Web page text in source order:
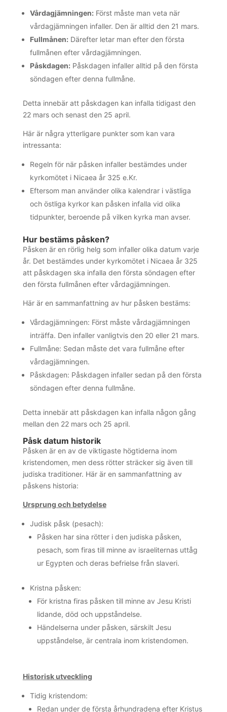
Vårdagjämningen:Först måste man veta när
vårdagjämningen infaller. Den är alltid den 21 mars.
Fullmånen:Därefter letar man efter den första
fullmånen efter vårdagjämningen.
Påskdagen:Påskdagen infaller alltid på den första
söndagen efter denna fullmåne.
Detta innebär att påskdagen kan infalla tidigast den
22 mars och senast den 25 april.
Här är några ytterligare punkter som kan vara
intressanta:
Regeln för när påsken infaller bestämdes under
kyrkomötet i Nicaea år 325 e.Kr.
Eftersom man använder olika kalendrar i västliga
och östliga kyrkor kan påsken infalla vid olika
tidpunkter, beroende på vilken kyrka man avser.
Hur bestäms påsken?
Påsken är en rörlig helg som infaller olika datum varje
år. Det bestämdes under kyrkomötet i Nicaea år 325
att påskdagen ska infalla den första söndagen efter
den första fullmånen efter vårdagjämningen.
Här är en sammanfattning av hur påsken bestäms:
Vårdagjämningen: Först måste vårdagjämningen
inträffa. Den infaller vanligtvis den 20 eller 21 mars.
Fullmåne: Sedan måste det vara fullmåne efter
vårdagjämningen.
Påskdagen: Påskdagen infaller sedan på den första
söndagen efter denna fullmåne.
Detta innebär att påskdagen kan infalla någon gång
mellan den 22 mars och 25 april.
Påsk datum historik
Påsken är en av de viktigaste högtiderna inom
kristendomen, men dess rötter sträcker sig även till
judiska traditioner. Här är en sammanfattning av
påskens historia:
Ursprung och betydelse
Judisk påsk (pesach):
Påsken har sina rötter i den judiska påsken,
pesach, som firas till minne av israeliternas uttåg
ur Egypten och deras befrielse från slaveri.
Kristna påsken:
För kristna firas påsken till minne av Jesu Kristi
lidande, död och uppståndelse.
Händelserna under påsken, särskilt Jesu
uppståndelse, är centrala inom kristendomen.
Historisk utveckling
Tidig kristendom:
Redan under de första århundradena efter Kristus